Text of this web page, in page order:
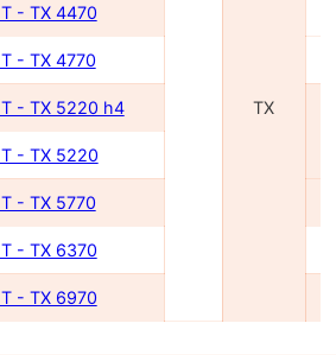
TX
- TX 4470
- TX 4770
- TX 5220 h4
- TX 5220
- TX 5770
- TX 6370
- TX 6970